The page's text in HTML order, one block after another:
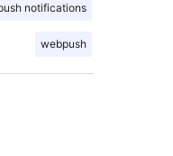
notifications
webpush